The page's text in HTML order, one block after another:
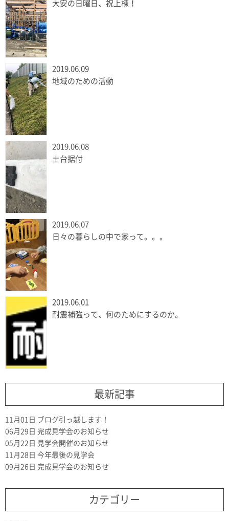
大安の日曜日、祝上棟！
2019.06.09
地域のための活動
2019.06.08
土台据付
2019.06.07
日々の暮らしの中で家って。。。
2019.06.01
耐震補強って、何のためにするのか。
最新記事
11月01日 ブログ引っ越します！
06月29日 完成見学会のお知らせ
05月22日 見学会開催のお知らせ
11月28日 今年最後の見学会
09月26日 完成見学会のお知らせ
カテゴリー